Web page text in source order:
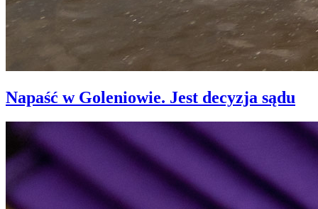
Napaść w Goleniowie. Jest decyzja sądu